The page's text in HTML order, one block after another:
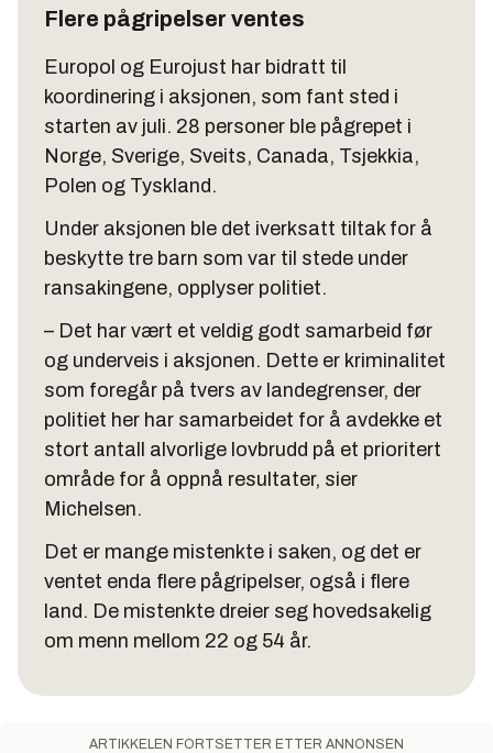
Flere pågripelser ventes
Europol og Eurojust har bidratt til
koordinering i aksjonen, som fant sted i
starten av juli. 28 personer ble pågrepet i
Norge, Sverige, Sveits, Canada, Tsjekkia,
Polen og Tyskland.
Under aksjonen ble det iverksatt tiltak for å
beskytte tre barn som var til stede under
ransakingene, opplyser politiet.
– Det har vært et veldig godt samarbeid før
og underveis i aksjonen. Dette er kriminalitet
som foregår på tvers av landegrenser, der
politiet her har samarbeidet for å avdekke et
stort antall alvorlige lovbrudd på et prioritert
område for å oppnå resultater, sier
Michelsen.
Det er mange mistenkte i saken, og det er
ventet enda flere pågripelser, også i flere
land. De mistenkte dreier seg hovedsakelig
om menn mellom 22 og 54 år.
ARTIKKELEN FORTSETTER ETTER ANNONSEN